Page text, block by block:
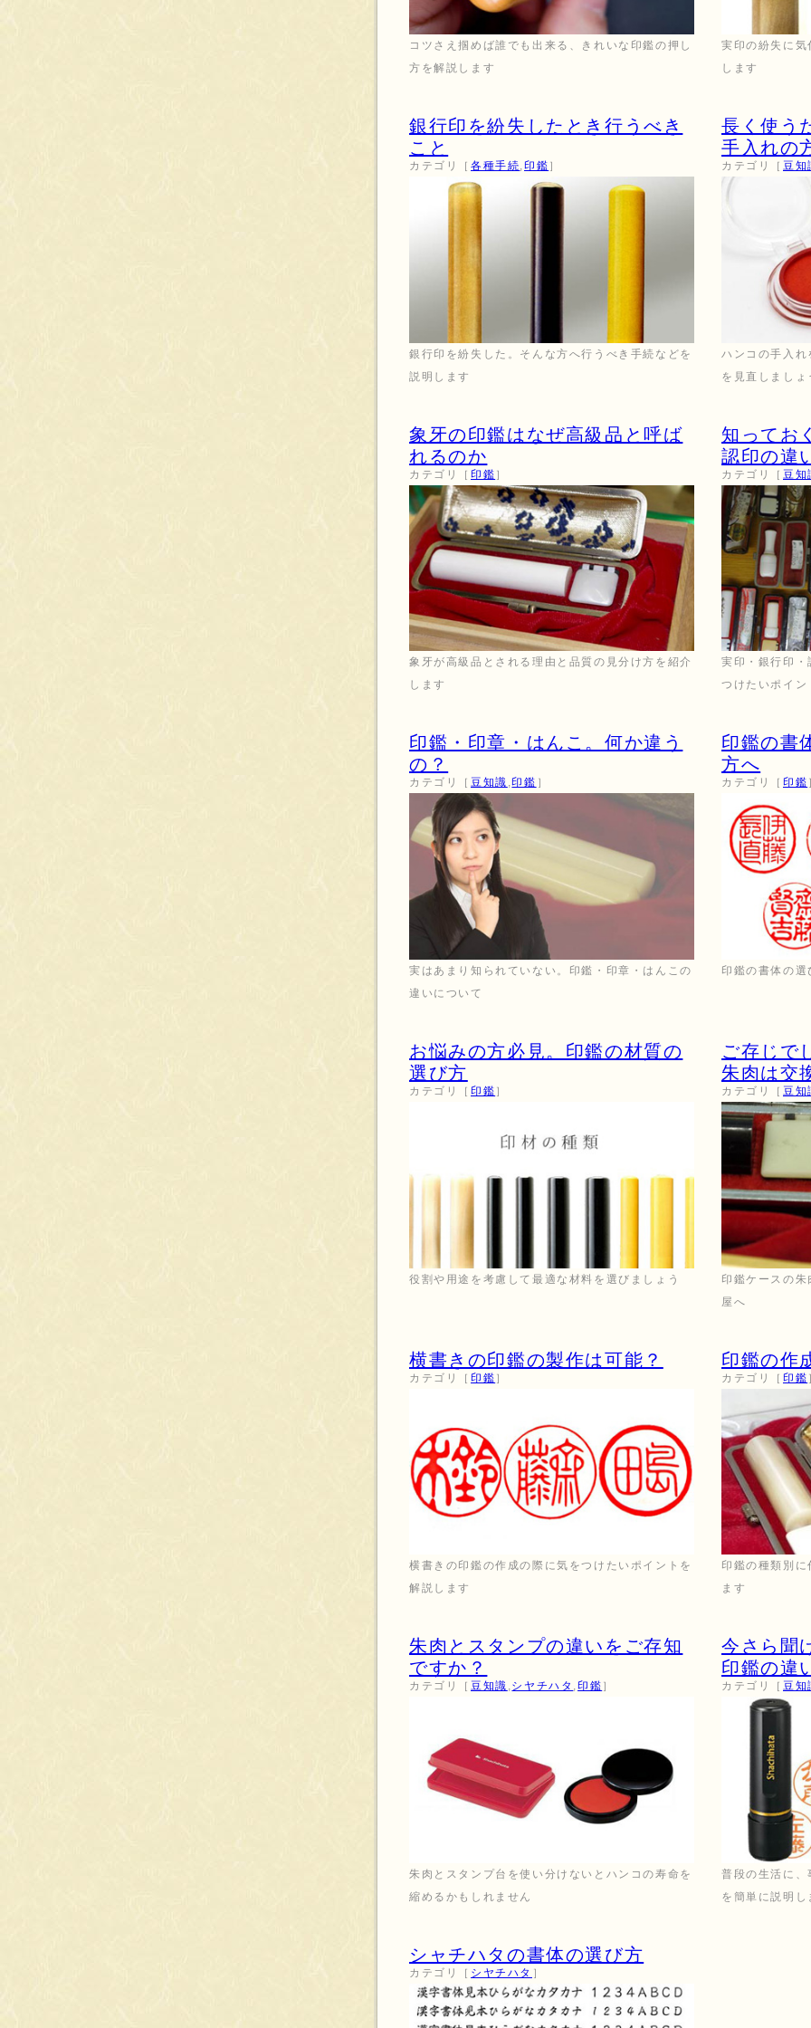
コツさえ掴めば誰でも出来る、きれいな印鑑の押し
方を解説します
実印の紛失に
します
銀行印を紛失したとき行うべき
こと
カテゴリ［ 各種手続,印鑑 ］
銀行印を紛失した。そんな方へ行うべき手続などを
説明します
長く使う
手入れの
カテゴリ［ 豆知
ハンコの手入
を見直しましょ
象牙の印鑑はなぜ高級品と呼ば
れるのか
カテゴリ［ 印鑑 ］
象牙が高級品とされる理由と品質の見分け方を紹介
します
知ってお
認印の違
カテゴリ［ 豆知
実印・銀行印
つけたいポイン
印鑑・印章・はんこ。何か違う
の？
カテゴリ［ 豆知識 ,印鑑 ］
実はあまり知られていない。印鑑・印章・はんこの
違いについて
印鑑の書
方へ
カテゴリ［ 印鑑
印鑑の書体の
お悩みの方必見。印鑑の材質の
選び方
カテゴリ［ 印鑑 ］
役割や用途を考慮して最適な材料を選びましょう
ご存じで
朱肉は交
カテゴリ［ 豆知
印鑑ケースの
屋へ
横書きの印鑑の製作は可能？
カテゴリ［ 印鑑 ］
横書きの印鑑の作成の際に気をつけたいポイントを
解説します
印鑑の作
カテゴリ［ 印鑑
印鑑の種類別
ます
朱肉とスタンプの違いをご存知
ですか？
カテゴリ［ 豆知識 ,シヤチハタ ,印鑑 ］
朱肉とスタンプ台を使い分けないとハンコの寿命を
縮めるかもしれません
今さら聞
印鑑の違
カテゴリ［ 豆知
普段の生活に
を簡単に説明し
シャチハタの書体の選び方
カテゴリ［ シヤチハタ ］